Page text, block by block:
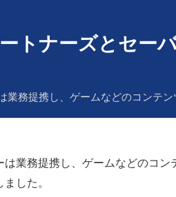
トナーズとセー
務提携し、ゲームなどのコンテ
業務提携し、ゲームなどのコン
した。